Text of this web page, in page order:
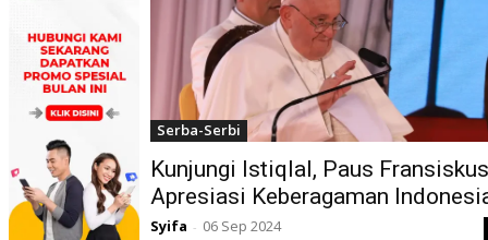
Serba-Serbi
Kunjungi Istiqlal, Paus Fransiskus
Apresiasi Keberagaman
Syifa - 06 Sep 2024